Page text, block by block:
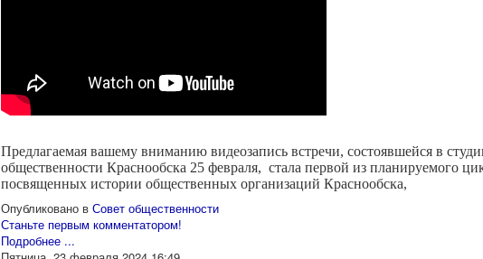
Предлагаемая вашему вниманию видеозапись встречи, состоявшейся в
общественности Краснообска 25 февраля, стала первой из планируемого
посвященных истории общественных организаций Краснообска,
Опубликовано в Совет общественности
Станьте первым комментатором!
Подробнее ...